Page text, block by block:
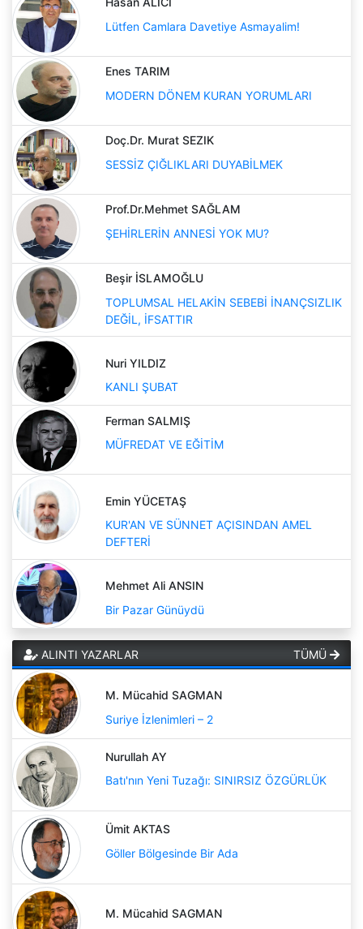
Lütfen Camlara Davetiye Asmayalim!
Enes TARIM
MODERN DÖNEM KURAN YORUMLARI
Doç.Dr. Murat SEZIK
SESSİZ ÇIĞLIKLARI DUYABİLMEK
Prof.Dr.Mehmet SAĞLAM
ŞEHİRLERİN ANNESİ YOK MU?
Beşir İSLAMOĞLU
TOPLUMSAL HELAKİN SEBEBİ İNANÇSIZLIK
DEĞİL, İFSATTIR
Nuri YILDIZ
KANLI ŞUBAT
Ferman SALMIŞ
MÜFREDAT VE EĞİTİM
Emin YÜCETAŞ
KUR'AN VE SÜNNET AÇISINDAN AMEL
DEFTERİ
Mehmet Ali ANSIN
Bir Pazar Günüydü
ALINTI YAZARLAR TÜMÜ
M. Mücahid SAGMAN
Suriye İzlenimleri – 2
Nurullah AY
Batı'nın Yeni Tuzağı: SINIRSIZ ÖZGÜRLÜK
Ümit AKTAS
Göller Bölgesinde Bir Ada
M. Mücahid SAGMAN